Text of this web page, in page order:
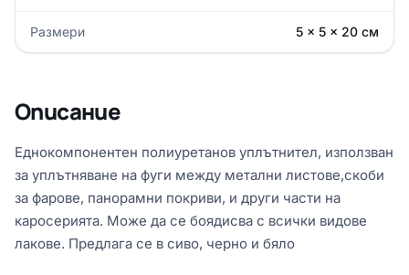
Размери 5 × 5 × 20 см
Описание
Еднокомпонентен полиуретанов уплътнител, използван
за уплътняване на фуги между метални листове,скоби
за фарове, панорамни покриви, и други части на
каросерията. Може да се боядисва с всички видове
лакове. Предлага се в сиво, черно и бяло